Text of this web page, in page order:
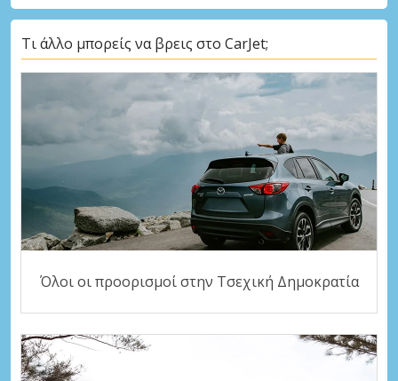
Τι άλλο μπορείς να βρεις στο CarJet;
Όλοι οι προορισμοί στην Τσεχική Δημοκρατία